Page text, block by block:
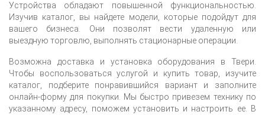
Устройства обладают повышенной функциональностью.
Изучив каталог, вы найдете модели, которые подойдут для
вашего бизнеса. Они позволят вести удаленную или
выездную торговлю, выполнять стационарные операции.
Возможна доставка и установка оборудования в Твери
Чтобы воспользоваться услугой и купить товар, изучите
каталог, подберите понравившийся вариант и заполните
онлайн-форму для покупки. Мы быстро привезем технику по
указанному адресу, поможем установить и настроить ее. В